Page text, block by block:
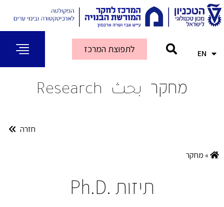
EN
AR לתפוצת המרכז
מחקר بحث Research
» מחקר
חזרה
תיזות .Ph.D